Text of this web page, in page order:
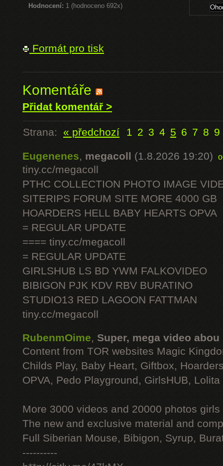
Hodnocení: 1 (hodnoceno 692x)
Formát pro tisk
Komentáře
Přidat komentář >
Strana: « předchozí 1 2 3 4 5 6 7 8 9
Eugenenes, megacoll (1.8.2026 19:20)
tiny.cc/megacoll
PTHC COLLECTION PHOTO IMAGE
SITERIPS FORUM SITE MORE 4000 GB
HOARDERS HELL BABY HEARTS OPVA
= REGULAR UPDATE
==== tiny.cc/megacoll
= REGULAR UPDATE
GIRLSHUB LS BD YWM FALKOVIDEO
BIBIGON PJK KDV RBV BURATINO
STUDIO13 RED LAGOON FATTMAN
tiny.cc/megacoll
RubenmOime, Super, mega video abou
Content from TOR websites Magic
Childs Play, Baby Heart, Giftbox,
OPVA, Pedo Playground, GirlsHUB, Lolita
More 3000 videos and 20000 photos
The new and exclusive material and
Full Siberian Mouse, Bibigon, Syrup,
----------